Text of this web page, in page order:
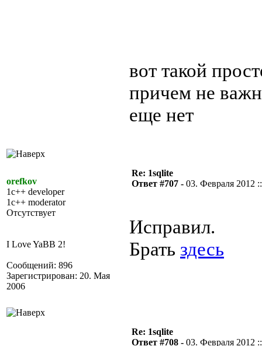
вот такой
причем не
еще нет
orefkov
1c++ developer
1c++ moderator
Отсутствует
I Love YaBB 2!
Сообщений: 896
Зарегистрирован: 20. Мая
2006
Re: 1sqlite
Ответ #707 - 03. Февраля 2012
Исправил.
Брать здесь
Re: 1sqlite
Ответ #708 - 03. Февраля 2012